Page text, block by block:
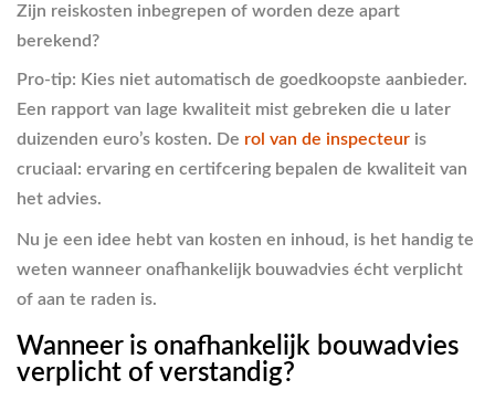
Zijn reiskosten inbegrepen of worden deze apart
berekend?
Pro-tip: Kies niet automatisch de goedkoopste aanbieder.
Een rapport van lage kwaliteit mist gebreken die u later
duizenden euro’s kosten. De rol van de inspecteur is
cruciaal: ervaring en certifcering bepalen de kwaliteit van
het advies.
Nu je een idee hebt van kosten en inhoud, is het handig te
weten wanneer onafhankelijk bouwadvies écht verplicht
of aan te raden is.
Wanneer is onafhankelijk bouwadvies
verplicht of verstandig?